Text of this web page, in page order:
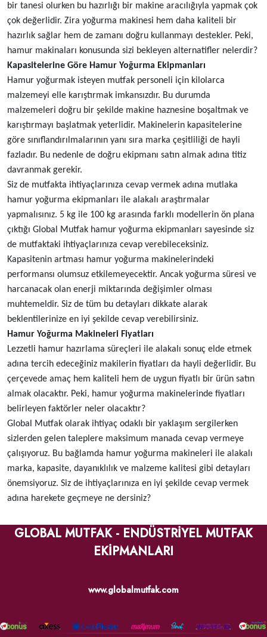
bir tanesi olurken bu hazırlığı bir makine aracılığıyla yapmak çok
çok değerlidir. Zira yoğurma makinesi hem daha kaliteli bir
hazırlık sağlar hem de zamanı doğru kullanmayı destekler. Peki,
hamur makinaları konusunda sizi bekleyen alternatifler nelerdir?
Kapasitelerine Göre Hamur Yoğurma Ekipmanları
Hamur yoğurmak isteyen mutfak personeli için kilolarca
malzemeyi elle karıştırmak imkansızdır. Bu durumda
malzemeleri doğru bir şekilde makine haznesine boşaltmak ve
karıştırmayı başlatmak yeterlidir. Makinelerin kapasitelerine
göre sınıflandırılmalarının yanı sıra marka çeşitliliği de hayli
fazladır. Bu nedenle de doğru ekipmanı satın almak adına titiz
davranmak gerekir.
Siz de mutfakta ihtiyaçlarınıza cevap vermek adına mutlaka
hamur yoğurma ekipmanları ile alakalı araştırmalar
yapmalısınız. 5 kg ile 100 kg arasında farklı modellerin ön plana
çıktığı Global Mutfak hamur yoğurma ekipmanları sayesinde siz
de mutfaktaki ihtiyaçlarınıza cevap verebileceksiniz.
Kapasitenin artması hamur yoğurma makinelerindeki
performansı olumsuz etkilemeyecektir. Ancak yoğurma süresi ve
harcanacak olan enerji miktarında değişimler olması
muhtemeldir. Siz de tüm bu detayları dikkate alarak
beklentilerinize en iyi şekilde cevap verebilirsiniz.
Hamur Yoğurma Makineleri Fiyatları
Lezzetli hamur hazırlama süreçleri ile alakalı sonuç elde etmek
adına tercih edeceğiniz makilerin fiyatları da hayli değerlidir. Bu
çerçevede amaç hem kaliteli hem de uygun fiyatlı bir ürün satın
almak olacaktır. Peki, hamur yoğurma makinelerinde fiyatları
belirleyen faktörler neler olacaktır?
Global Mutfak olarak ihtiyaç odaklı bir yaklaşım sergilerken
sizlerden gelen taleplere maksimum manada cevap vermeye
çalışıyoruz. Bu bağlamda hamur yoğurma makineleri ile alakalı
marka, kapasite, dayanıklılık ve malzeme kalitesi gibi detayları
önemsiyoruz. Siz de ihtiyaçlarınıza en iyi şekilde cevap vermek
adına harekete geçmeye ne dersiniz?
GLOBAL MUTFAK - ENDÜSTRİYEL MUTFAK
EKİPMANLARI
www.globalmutfak.com